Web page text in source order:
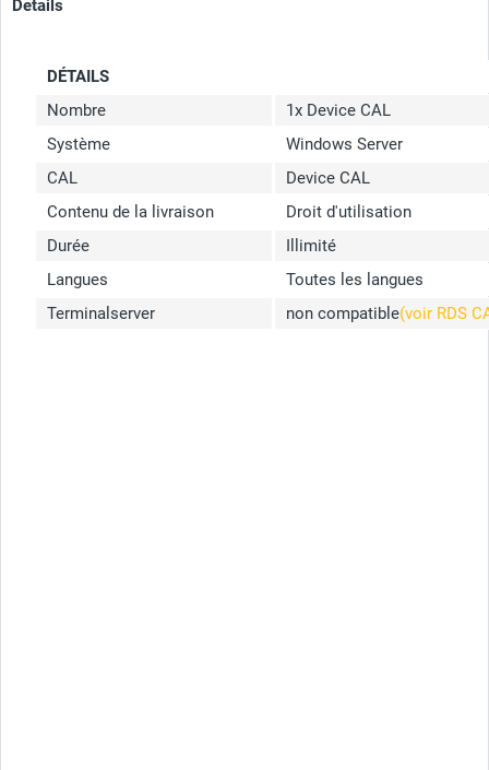
Details
DÉTAILS
Nombre
1x Device CAL
Système
Windows Server
CAL
Device CAL
Contenu de la livraison
Droit d'utilisation
Durée
Illimité
Langues
Toutes les langues
Terminalserver
non compatible(voir RDS